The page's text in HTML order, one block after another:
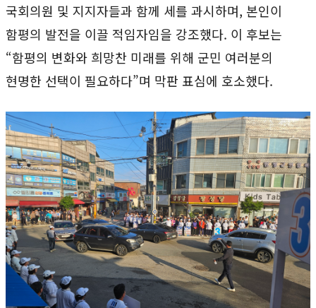
국회의원 및 지지자들과 함께 세를 과시하며, 본인이
함평의 발전을 이끌 적임자임을 강조했다. 이 후보는
“함평의 변화와 희망찬 미래를 위해 군민 여러분의
현명한 선택이 필요하다”며 막판 표심에 호소했다.